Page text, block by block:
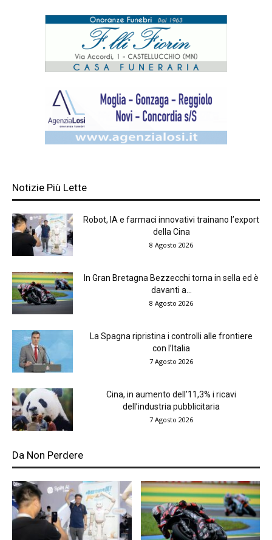
Notizie Più Lette
Robot, IA e farmaci innovativi trainano l’export
della Cina
8 Agosto 2026
In Gran Bretagna Bezzecchi torna in sella ed è
davanti a...
8 Agosto 2026
La Spagna ripristina i controlli alle frontiere
con l’Italia
7 Agosto 2026
Cina, in aumento dell’11,3% i ricavi
dell’industria pubblicitaria
7 Agosto 2026
Da Non Perdere